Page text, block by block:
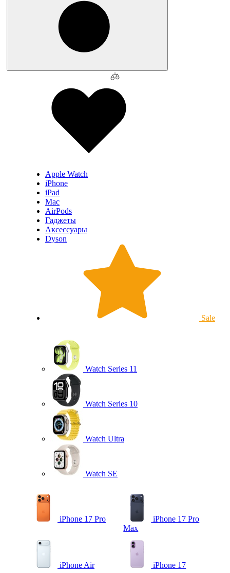
Apple Watch
iPhone
iPad
Mac
AirPods
Гаджеты
Аксессуары
Dyson
Sale
Watch Series 11
Watch Series 10
Watch Ultra
Watch SE
iPhone 17 Pro
iPhone 17 Pro
Max
iPhone Air iPhone 17